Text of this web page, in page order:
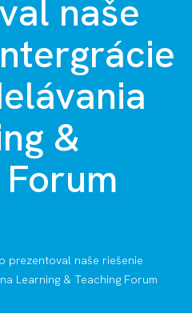
naše
&
prezentoval naše riešenie
Learning & Teaching Forum